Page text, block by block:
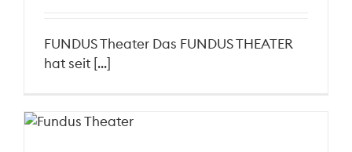
FUNDUS Theater Das FUNDUS THEATER
hat seit [...]